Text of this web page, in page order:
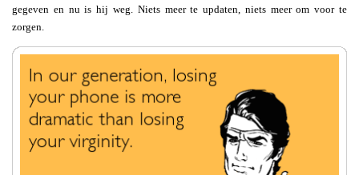
gegeven en nu is hij weg. Niets meer te updaten, niets meer om voor te
zorgen.